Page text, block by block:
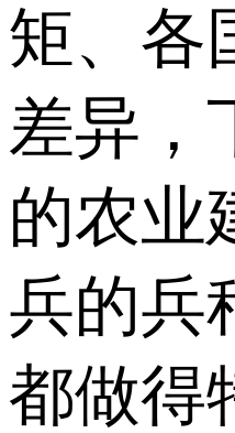
矩、各
差异，
的农业
兵的兵
都做得